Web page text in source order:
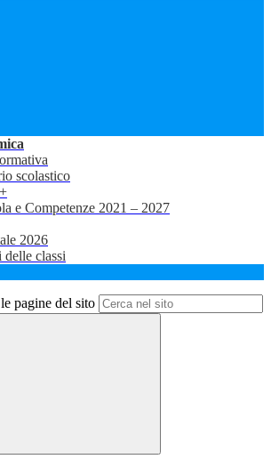
scolastico
e Competenze 2021 – 2027
2026
delle classi
pagine del sito